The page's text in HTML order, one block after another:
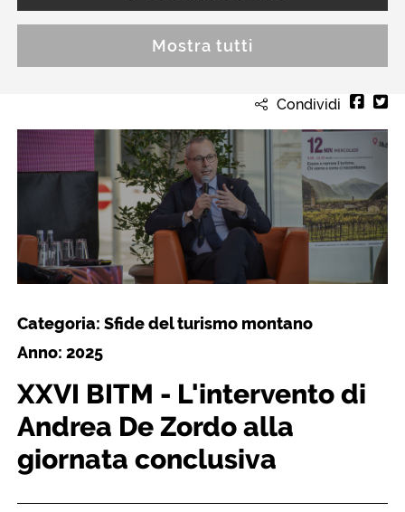
Mostra tutti
Condividi
Categoria: Sfide del turismo montano
Anno: 2025
XXVI BITM - L'intervento di
Andrea De Zordo alla
giornata conclusiva